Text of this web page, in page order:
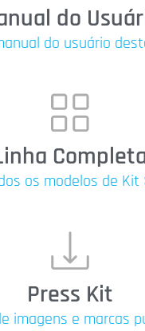
do
do usuário
os modelos de Kit
Press Kit
imagens e marcas